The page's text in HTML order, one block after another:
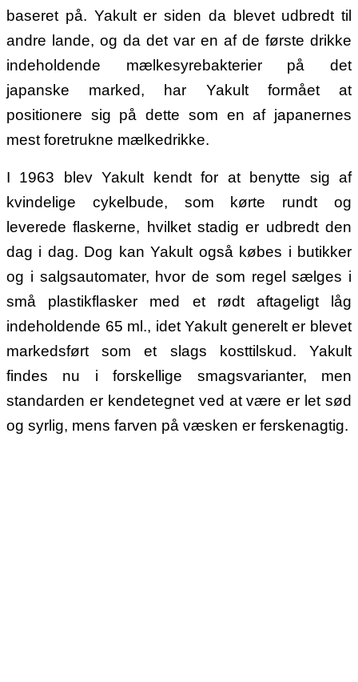
baseret på. Yakult er siden da blevet udbredt til
andre lande, og da det var en af de første drikke
indeholdende mælkesyrebakterier på det
japanske marked, har Yakult formået at
positionere sig på dette som en af japanernes
mest foretrukne mælkedrikke.
I 1963 blev Yakult kendt for at benytte sig af
kvindelige cykelbude, som kørte rundt og
leverede flaskerne, hvilket stadig er udbredt den
dag i dag. Dog kan Yakult også købes i butikker
og i salgsautomater, hvor de som regel sælges i
små plastikflasker med et rødt aftageligt låg
indeholdende 65 ml., idet Yakult generelt er blevet
markedsført som et slags kosttilskud. Yakult
findes nu i forskellige smagsvarianter, men
standarden er kendetegnet ved at være er let sød
og syrlig, mens farven på væsken er ferskenagtig.